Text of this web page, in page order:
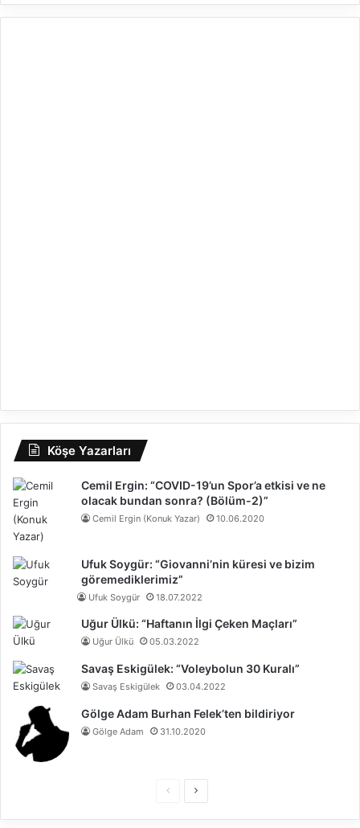
Köşe Yazarları
Cemil Ergin: “COVID-19’un Spor’a etkisi ve ne
olacak bundan sonra? (Bölüm-2)”
Cemil Ergin (Konuk Yazar) 10.06.2020
Ufuk Soygür: “Giovanni’nin küresi ve bizim
göremediklerimiz”
Ufuk Soygür 18.07.2022
Uğur Ülkü: “Haftanın İlgi Çeken Maçları”
Uğur Ülkü 05.03.2022
Savaş Eskigülek: “Voleybolun 30 Kuralı”
Savaş Eskigülek 03.04.2022
Gölge Adam Burhan Felek’ten bildiriyor
Gölge Adam 31.10.2020